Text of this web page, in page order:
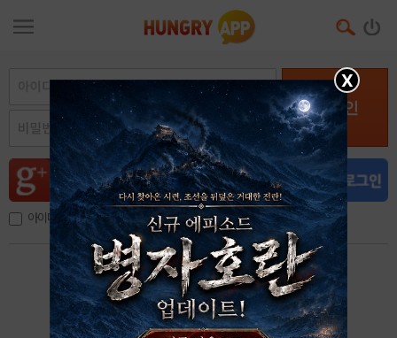
로그인
아이디, 이메일 저장
아이디 / 비밀번호 찾기 회원가입
X